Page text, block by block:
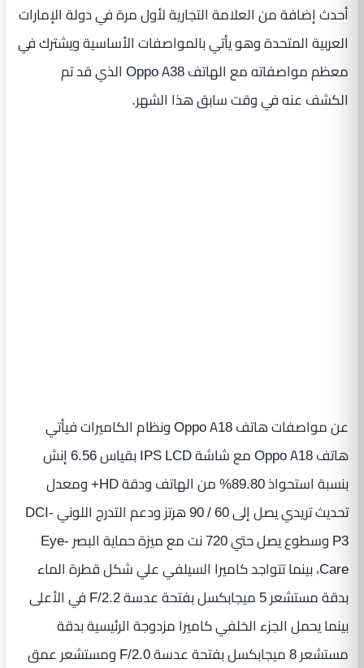
أحدث إضافة من العلامة التجارية لأول مرة في دولة الإمارات
العربية المتحدة وهو يأتي بالمواصفات الأساسية ويشترك في
معظم مواصفاته مع الهاتف Oppo A38 الذي قد تم
الكشف عنه في وقت سابق هذا الشهر.
عن مواصفات هاتف Oppo A18 ونظام الكاميرات فيأتي
هاتف Oppo A18 مع شاشة IPS LCD بقياس 6.56 إنش
بنسبة استحواذ 89.80% من الهاتف ودقة HD+ ومعدل
تحديث تريدي يصل إلى 60 / 90 هرتز ودعم التدرج اللوني DCI-
P3 وسطوع يصل حتي 720 نت مع ميزة حماية البصر Eye-
Care، بينما تتواجد كاميرا السيلفي علي شكل قطرة الماء
بدقة مستشعر 5 ميجابكسل بفتحة عدسة F/2.2 في الأعلى
بينما يحمل الجزء الخلفي كاميرا مزدوجة الرئيسية بدقة
مستشعر 8 ميجابكسل بفتحة عدسة F/2.0 ومستشعر عمق